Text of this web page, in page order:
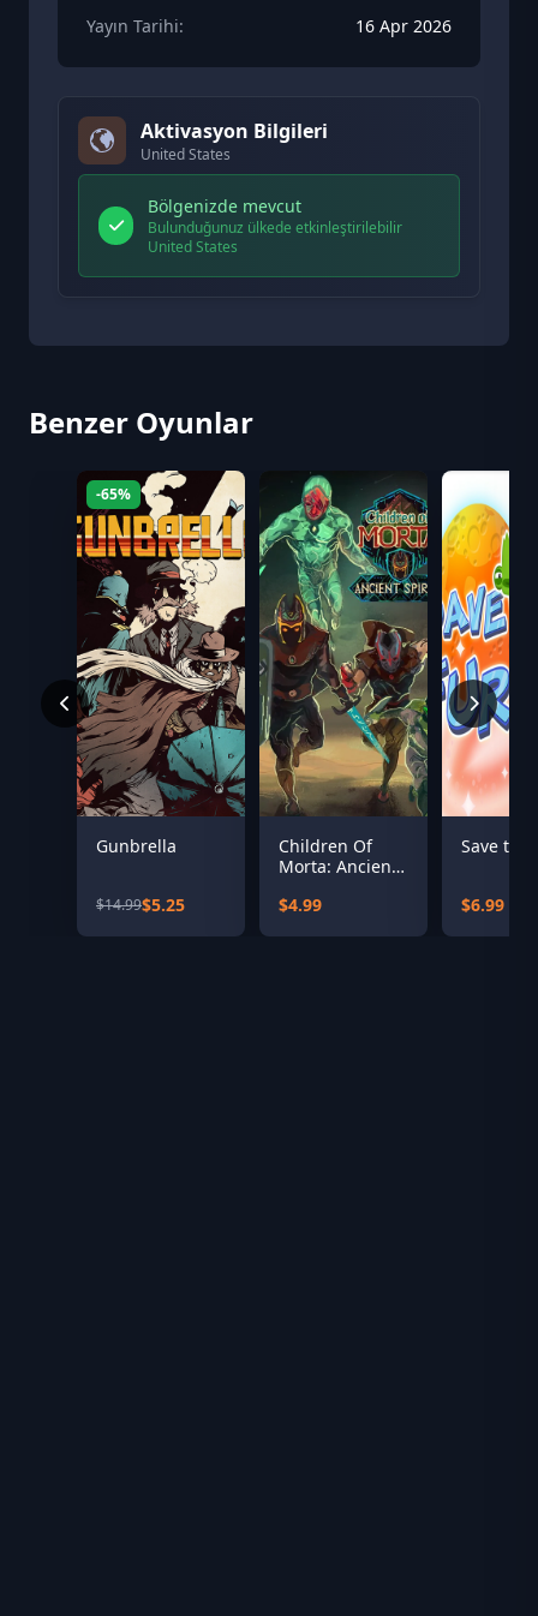
Yayın Tarihi: 16 Apr 2026
Aktivasyon Bilgileri
United States
Bölgenizde mevcut
Bulunduğunuz ülkede etkinleştirilebilir
United States
Benzer Oyunlar
-65%
Gunbrella
$14.99$5.25
Children Of
Morta: Ancient
$4.99
Save the
$6.99